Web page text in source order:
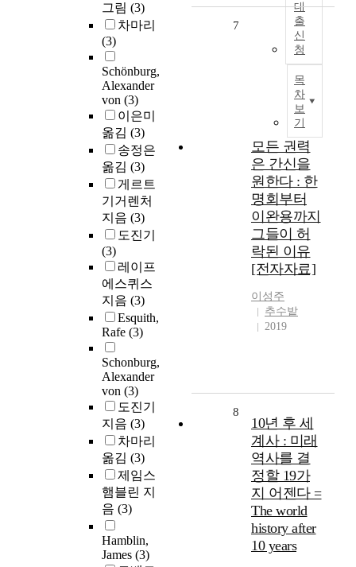
그림 (3)
차마리
(3)
Schönburg,
Alexander
von (3)
이은미
옮김 (3)
송정은
옮김 (3)
게르트
기거렌처
지음 (3)
도진기
(3)
레이프
에스퀴스
지음 (3)
Esquith,
Rafe (3)
Schonburg,
Alexander
von (3)
도진기
지음 (3)
차마리
옮김 (3)
제임스
햄블린 지
음 (3)
Hamblin,
James (3)
대
출
신
청
목
차
보
기
7
모든 권력
은 간신을
원한다 : 한
명회부터
이완용까지
그들이 허
락된 이유
[전자자료]
이성주
추수밭
2019
8
10년 후 세
계사 : 미래
역사를 결
정할 19가
지 어젠다 =
The world
history after
10 years